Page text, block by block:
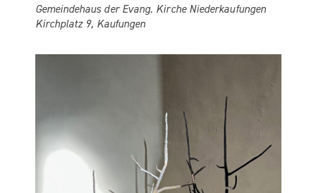
Gemein­de­haus der Evang. Kir­che Niederkaufungen
Kirch­platz 9, Kaufungen